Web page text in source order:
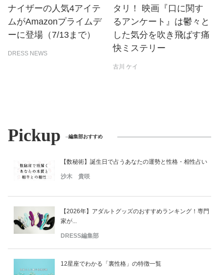
ナイザーの人気4アイテ
ムがAmazonプライムデ
ーに登場（7/13まで）
DRESS NEWS
タリ！ 映画『口に関す
るアンケート』は鬱々と
した気分を吹き飛ばす痛
快ミステリー
古川 ケイ
Pickup 編集部おすすめ
【数秘術】誕生日で占うあなたの運勢と性格・相性占い
沙木 貴咲
【2026年】アダルトグッズのおすすめランキング！専門
家が...
DRESS編集部
12星座でわかる「裏性格」の特徴一覧